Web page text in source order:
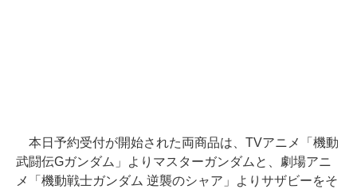
本日予約受付が開始された両商品は、TVアニメ「機動
武闘伝Gガンダム」よりマスターガンダムと、劇場アニ
メ「機動戦士ガンダム 逆襲のシャア」よりサザビーをそ